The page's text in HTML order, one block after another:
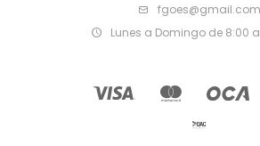
fgoes@gmail.com
Lunes a Domingo de 8:00